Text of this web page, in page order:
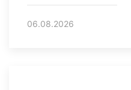
06.08.2026